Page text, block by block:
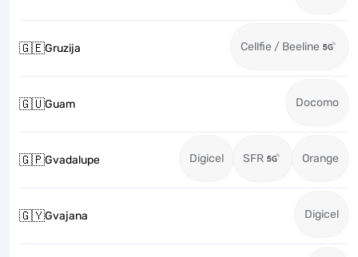
🇬🇪Gruzija Cellfie / Beeline
🇬🇺Guam Docomo
🇬🇵Gvadalupe Digicel SFR Orange
🇬🇾Gvajana Digicel